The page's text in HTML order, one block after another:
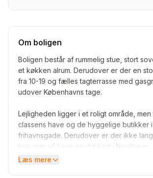
Om boligen
Boligen består af rummelig stue, stort
et køkken alrum. Derudover er der en
fra 10-19 og fælles tagterrasse med
udover Københavns tage.
Lejligheden ligger i et roligt område,
classens have og de hyggelige butikker
frihavnsgade. Derudover er der ikke
hvis man vil have en dukkert i Nordhavn.
Læs mere